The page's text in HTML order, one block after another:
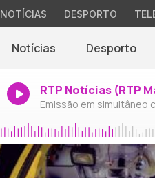
NOTÍCIAS DESPORTO
Notícias Desporto
RTP Notícias (RTP
Emissão em simultâneo